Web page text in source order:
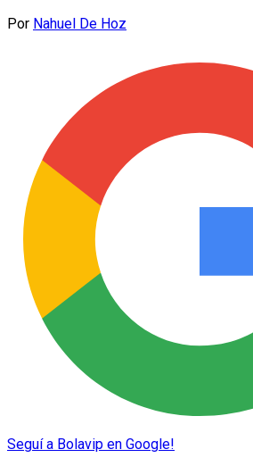
Por Nahuel De Hoz
Seguí a Bolavip en Google!